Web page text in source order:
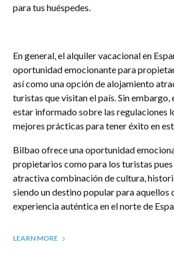
para tus huéspedes.
En general, el alquiler vacacional en
oportunidad emocionante para
así como una opción de alojamiento
turistas que visitan el país. Sin
estar informado sobre las regulaciones
mejores prácticas para tener éxito en
Bilbao ofrece una oportunidad
propietarios como para los turistas pues
atractiva combinación de cultura,
siendo un destino popular para aquellos
experiencia auténtica en el norte de
LEARN MORE